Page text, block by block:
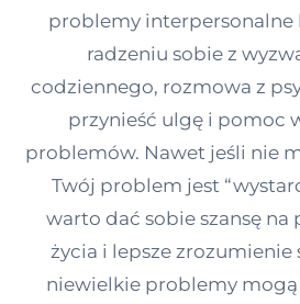
Dołącz do
problemy
radzeniu sobie z
codziennego, rozmowa z
przynieść ulgę i pomoc
problemów. Nawet jeśli nie
Twój problem jest
warto dać sobie szansę na
życia i lepsze zrozumienie
niewielkie problemy